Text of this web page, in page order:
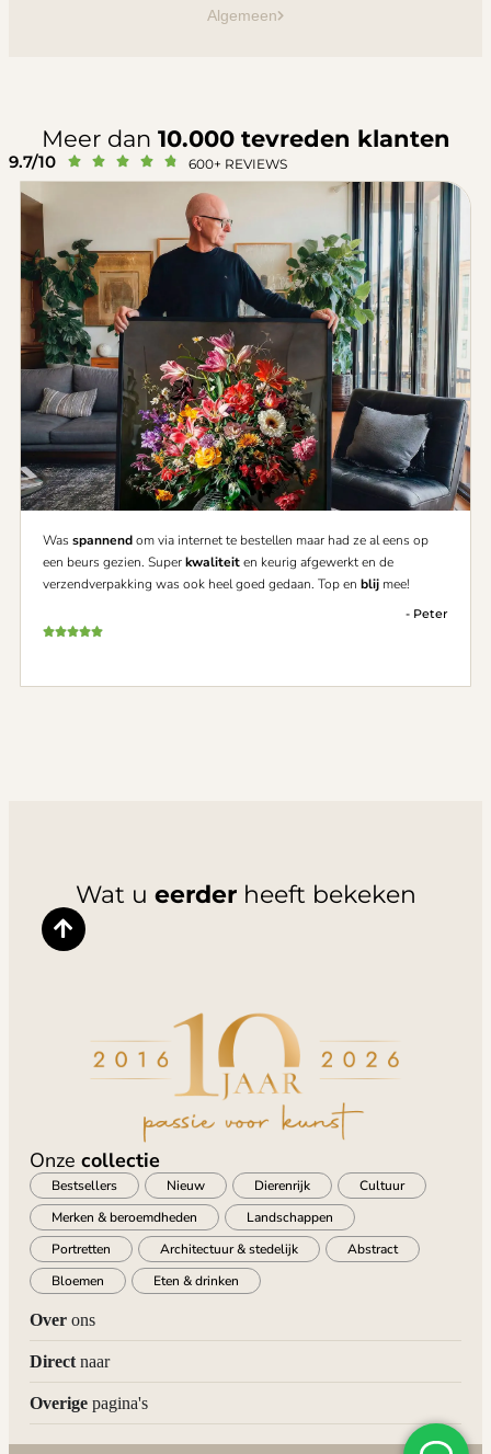
Algemeen
Meer dan 10.000 tevreden klanten
9.7/10      600+ REVIEWS
Was spannendom via internet te bestellen maar had ze al eens op
een beurs gezien. Superkwaliteiten keurig afgewerkt en de
verzendverpakking was ook heel goed gedaan. Top en blij mee!
- Peter
Wat u eerderheeft bekeken
Onze collectie
Bestsellers Nieuw Dierenrijk
Cultuur
Merken & beroemdheden
Landschappen
Portretten
Architectuur & stedelijk
Abstract
Bloemen
Eten & drinken
Overons
Directnaar
Overige pagina's